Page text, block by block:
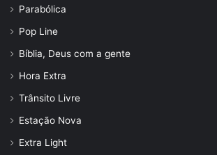
Parabólica
Pop Line
Bíblia, Deus com a gente
Hora Extra
Trânsito Livre
Estação Nova
Extra Light